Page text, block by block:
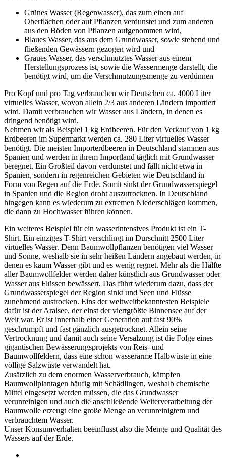
Grünes Wasser (Regenwasser), das zum einen auf
Oberflächen oder auf Pflanzen verdunstet und zum anderen
aus den Böden von Pflanzen aufgenommen wird,
Blaues Wasser, das aus dem Grundwasser, sowie stehend und
fließenden Gewässern gezogen wird und
Graues Wasser, das verschmutztes Wasser aus einem
Herstellungsprozess ist, sowie die Wassermenge darstellt, die
benötigt wird, um die Verschmutzungsmenge zu verdünnen
Pro Kopf und pro Tag verbrauchen wir Deutschen ca. 4000 Liter
virtuelles Wasser, wovon allein 2/3 aus anderen Ländern importiert
wird. Damit verbrauchen wir Wasser aus Ländern, in denen es
dringend benötigt wird.
Nehmen wir als Beispiel 1 kg Erdbeeren. Für den Verkauf von 1 kg
Erdbeeren im Supermarkt werden ca. 280 Liter virtuelles Wasser
benötigt. Die meisten Importerdbeeren in Deutschland stammen aus
Spanien und werden in ihrem Importland täglich mit Grundwasser
beregnet. Ein Großteil davon verdunstet und fällt nicht etwa in
Spanien, sondern in regenreichen Gebieten wie Deutschland in
Form von Regen auf die Erde. Somit sinkt der Grundwasserspiegel
in Spanien und die Region droht auszutrocknen. In Deutschland
hingegen kann es wiederum zu extremen Niederschlägen kommen,
die dann zu Hochwasser führen können.
Ein weiteres Beispiel für ein wasserintensives Produkt ist ein T-
Shirt. Ein einziges T-Shirt verschlingt im Durschnitt 2500 Liter
virtuelles Wasser. Denn Baumwollpflanzen benötigen viel Wasser
und Sonne, weshalb sie in sehr heißen Ländern angebaut werden, in
denen es kaum Wasser gibt und es wenig regnet. Mehr als die Hälfte
aller Baumwollfelder werden daher künstlich aus Grundwasser oder
Wasser aus Flüssen bewässert. Das führt wiederum dazu, dass der
Grundwasserspiegel der Region sinkt und Seen und Flüsse
zunehmend austrocken. Eins der weltweitbekanntesten Beispiele
dafür ist der Aralsee, der einst der viertgrößte Binnensee auf der
Welt war. Er ist innerhalb einer Generation auf fast 90%
geschrumpft und fast gänzlich ausgetrocknet. Allein seine
Vertrocknung und damit auch seine Versalzung ist die Folge eines
gigantischen Bewässerungsprojekts von Reis- und
Baumwollfeldern, dass eine schon wasserarme Halbwüste in eine
völlige Salzwüste verwandelt hat.
Zusätzlich zu dem enormen Wasserverbrauch, kämpfen
Baumwollplantagen häufig mit Schädlingen, weshalb chemische
Mittel eingesetzt werden müssen, die das Grundwasser
verunreinigen und auch die anschließende Weiterverarbeitung der
Baumwolle erzeugt eine große Menge an verunreinigtem und
verbrauchtem Wasser.
Unser Konsumverhalten beeinflusst also die Menge und Qualität des
Wassers auf der Erde.